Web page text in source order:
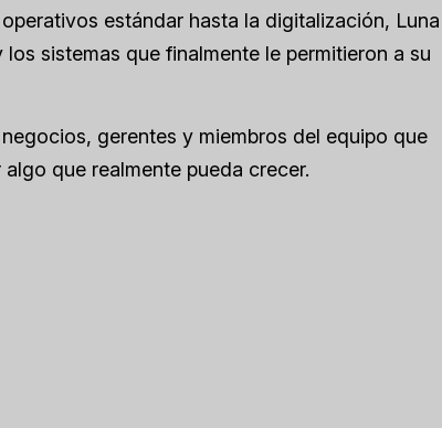
estándar hasta la digitalización, Luna
sistemas que finalmente le permitieron a su
gerentes y miembros del equipo que
que realmente pueda crecer.